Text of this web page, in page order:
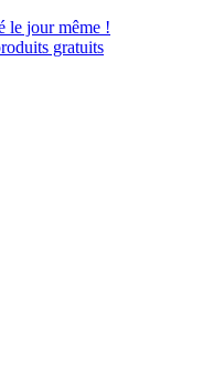
le jour même !
gratuits